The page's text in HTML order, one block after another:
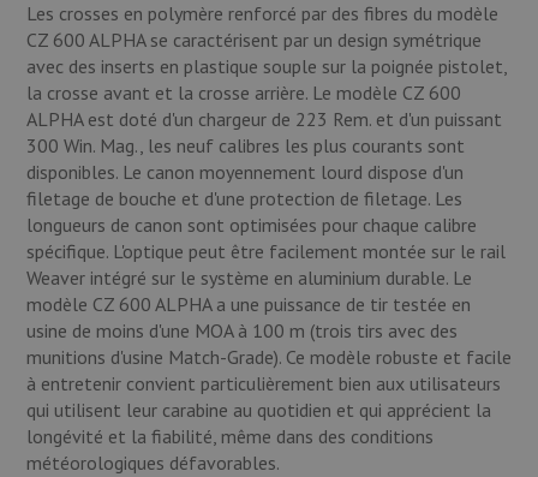
Les crosses en polymère renforcé par des fibres du modèle
CZ 600 ALPHA se caractérisent par un design symétrique
avec des inserts en plastique souple sur la poignée pistolet,
la crosse avant et la crosse arrière. Le modèle CZ 600
ALPHA est doté d'un chargeur de 223 Rem. et d'un puissant
300 Win. Mag., les neuf calibres les plus courants sont
disponibles. Le canon moyennement lourd dispose d'un
filetage de bouche et d'une protection de filetage. Les
longueurs de canon sont optimisées pour chaque calibre
spécifique. L'optique peut être facilement montée sur le rail
Weaver intégré sur le système en aluminium durable. Le
modèle CZ 600 ALPHA a une puissance de tir testée en
usine de moins d'une MOA à 100 m (trois tirs avec des
munitions d'usine Match-Grade). Ce modèle robuste et facile
à entretenir convient particulièrement bien aux utilisateurs
qui utilisent leur carabine au quotidien et qui apprécient la
longévité et la fiabilité, même dans des conditions
météorologiques défavorables.
NOS CATÉGORIES PRINCIPALES
Munitions
Armes
Lampes et accessoires